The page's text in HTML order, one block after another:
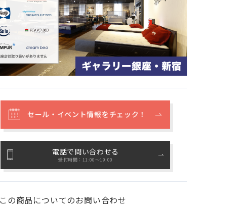
セール・イベント情報をチェック！
電話で問い合わせる
受付時間：11:00〜19:00
この商品についてのお問い合わせ